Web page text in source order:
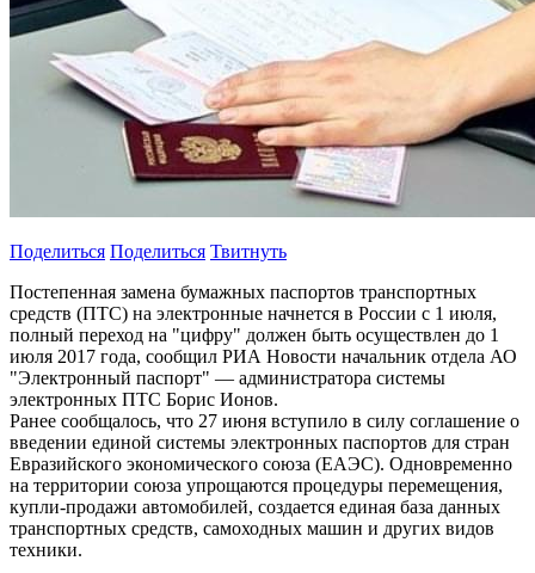
Поделиться Поделиться Твитнуть
Постепенная замена бумажных паспортов транспортных
средств (ПТС) на электронные начнется в России с 1 июля,
полный переход на "цифру" должен быть осуществлен до 1
июля 2017 года, сообщил РИА Новости начальник отдела АО
"Электронный паспорт" — администратора системы
электронных ПТС Борис Ионов.
Ранее сообщалось, что 27 июня вступило в силу соглашение о
введении единой системы электронных паспортов для стран
Евразийского экономического союза (ЕАЭС). Одновременно
на территории союза упрощаются процедуры перемещения,
купли-продажи автомобилей, создается единая база данных
транспортных средств, самоходных машин и других видов
техники.